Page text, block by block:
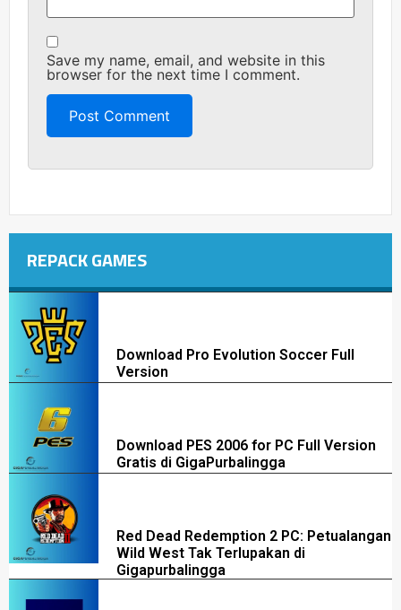
Save my name, email, and website in this
browser for the next time I comment.
REPACK GAMES
Download Pro Evolution Soccer Full
Version
Download PES 2006 for PC Full Version
Gratis di GigaPurbalingga
Red Dead Redemption 2 PC: Petualangan
Wild West Tak Terlupakan di
Gigapurbalingga